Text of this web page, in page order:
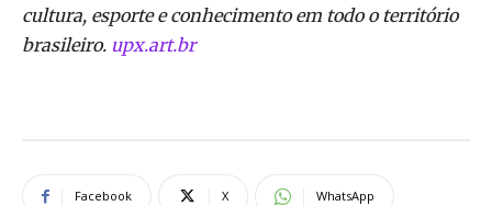
cultura, esporte e conhecimento em todo o território
brasileiro. upx.art.br
Facebook X WhatsApp